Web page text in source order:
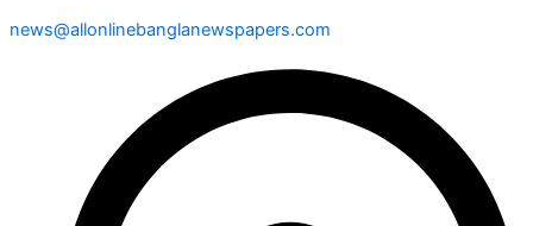
news@allonlinebanglanewspapers.com